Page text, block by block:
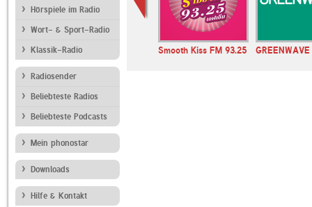
Hörspiele im Radio
Wort- & Sport-Radio
Klassik-Radio
Radiosender
Beliebteste Radios
Beliebteste Podcasts
Mein phonostar
Downloads
Hilfe & Kontakt
Smooth Kiss FM 93.25